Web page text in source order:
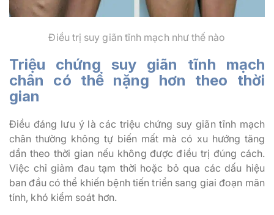
Điều trị suy giãn tĩnh mạch như thế nào
Triệu chứng suy giãn tĩnh mạch
chân có thể nặng hơn theo thời
gian
Điều đáng lưu ý là các triệu chứng suy giãn tĩnh mạch
chân thường không tự biến mất mà có xu hướng tăng
dần theo thời gian nếu không được điều trị đúng cách.
Việc chỉ giảm đau tạm thời hoặc bỏ qua các dấu hiệu
ban đầu có thể khiến bệnh tiến triển sang giai đoạn mãn
tính, khó kiểm soát hơn.